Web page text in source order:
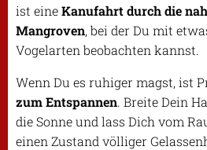
ist eineKanufahrt durch die
Mangroven, bei der Du mit
Vogelarten beobachten kannst.
Wenn Du es ruhiger magst, ist
zum Entspannen. Breite Dein
die Sonne und lass Dich vom
einen Zustand völliger